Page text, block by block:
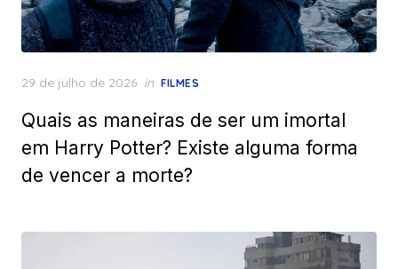
Posted
29 de julho de 2026 in FILMES
Quais as maneiras de ser um imortal
em Harry Potter? Existe alguma forma
de vencer a morte?